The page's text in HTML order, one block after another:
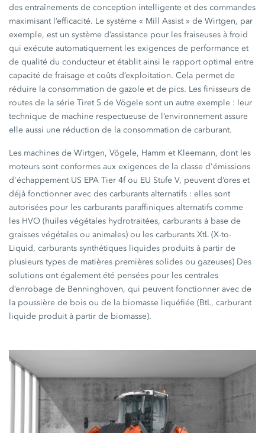
des entraînements de conception intelligente et des commandes
maximisant l’efficacité. Le système « Mill Assist » de Wirtgen, par
exemple, est un système d’assistance pour les fraiseuses à froid
qui exécute automatiquement les exigences de performance et
de qualité du conducteur et établit ainsi le rapport optimal entre
capacité de fraisage et coûts d’exploitation. Cela permet de
réduire la consommation de gazole et de pics. Les finisseurs de
routes de la sérieTiret 5 de Vögele sont un autreexemple : leur
technique de machine respectueuse de l’environnement assure
elle aussi une réduction de la consommation de carburant.
Les machines de Wirtgen, Vögele, Hamm et Kleemann, dont les
moteurs sont conformes aux exigences de la classe d'émissions
d'échappement US EPA Tier 4fou EU Stufe V, peuvent d’ores et
déjà fonctionner avec des carburantsalternatifs : elles sont
autorisées pour les carburants paraffiniques alternatifs comme
les HVO (huiles végétales hydrotraitées, carburants à base de
graisses végétales ou animales) ou les carburants XtL (X-to-
Liquid, carburants synthétiques liquides produits à partir de
plusieurs types de matières premières solides ou gazeuses) Des
solutions ont également été pensées pour les centrales
d’enrobage de Benninghoven, qui peuvent fonctionner avec de
la poussière de bois ou de la biomasse liquéfiée (BtL, carburant
liquide produit à partir de biomasse).